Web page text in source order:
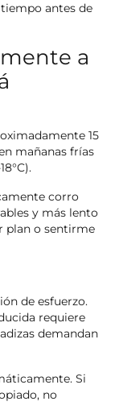
antes de
a
15
mañanas frías
corro
y más lento
plan o sentirme
de esfuerzo.
requiere
demandan
Si
no